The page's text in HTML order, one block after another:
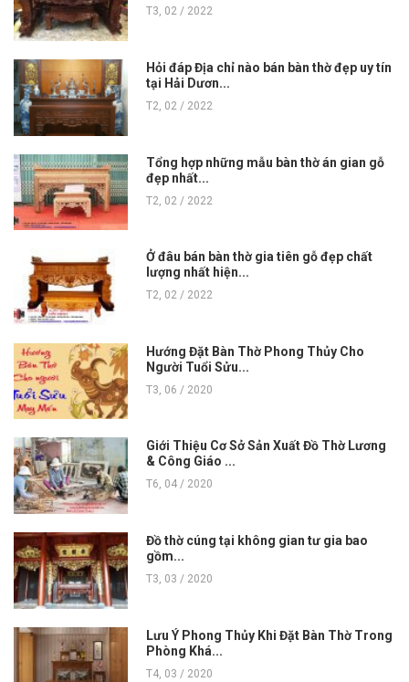
T3, 02 / 2022
Hỏi đáp Địa chỉ nào bán bàn thờ đẹp uy tín
tại Hải Dươn...
T2, 02 / 2022
Tổng hợp những mẫu bàn thờ án gian gỗ
đẹp nhất...
T2, 02 / 2022
Ở đâu bán bàn thờ gia tiên gỗ đẹp chất
lượng nhất hiện...
T2, 02 / 2022
Hướng Đặt Bàn Thờ Phong Thủy Cho
Người Tuổi Sửu...
T3, 06 / 2020
Giới Thiệu Cơ Sở Sản Xuất Đồ Thờ Lương
& Công Giáo ...
T6, 04 / 2020
Đồ thờ cúng tại không gian tư gia bao
gồm...
T3, 03 / 2020
Lưu Ý Phong Thủy Khi Đặt Bàn Thờ Trong
Phòng Khá...
T4, 03 / 2020